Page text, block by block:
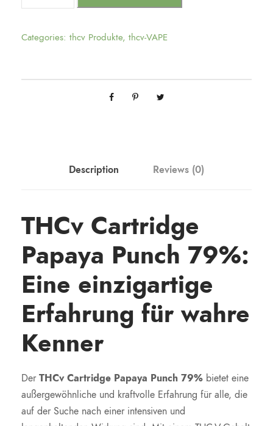
Categories: thcv Produkte, thcv-VAPE
Description Reviews (0)
THCv Cartridge
Papaya Punch 79%:
Eine einzigartige
Erfahrung für wahre
Kenner
DerTHCv Cartridge Papaya Punch 79% bietet eine
außergewöhnliche und kraftvolle Erfahrung für alle, die
auf der Suche nach einer intensiven und